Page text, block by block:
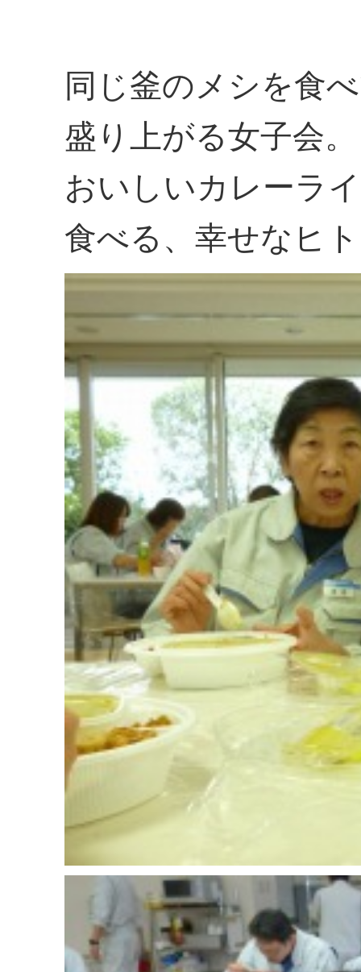
同じ釜のメシを食
盛り上がる女子会。
おいしいカレーラ
食べる、幸せなヒ